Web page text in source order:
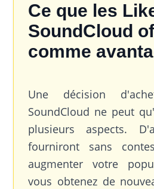
Ce que les
SoundCloud
comme
Une décision
SoundCloud ne peut
plusieurs aspects.
fourniront sans
augmenter votre
vous obtenez de